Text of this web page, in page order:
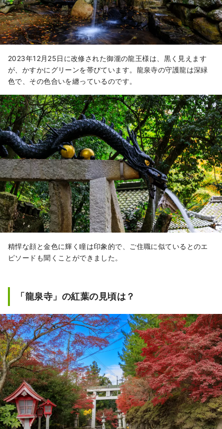
2023年12月25日に改修された御瀧の龍王様は、黒く見えます
が、かすかにグリーンを帯びています。龍泉寺の守護龍は深緑
色で、その色合いを纏っているのです。
精悍な顔と金色に輝く瞳は印象的で、ご住職に似ているとのエ
ピソードも聞くことができました。
「龍泉寺」の紅葉の見頃は？